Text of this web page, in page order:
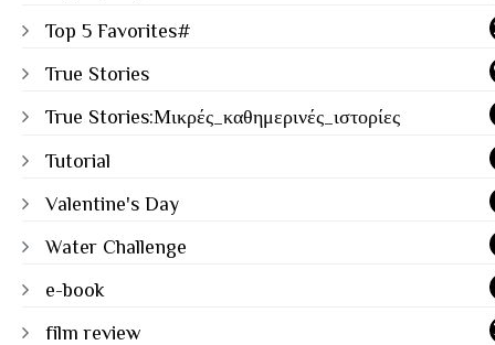
Top 5 Favorites#
True Stories
True Stories:Μικρές_καθημερινές_ιστορίες
Tutorial
Valentine's Day
Water Challenge
e-book
film review